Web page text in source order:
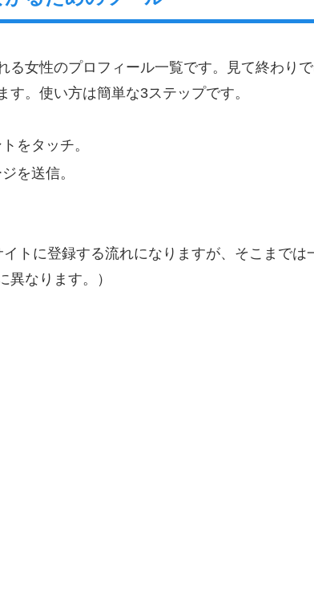
る女性のプロフィール一覧です。見て終わり
。使い方は簡単な3ステップです。
をタッチ。
を送信。
トに登録する流れになりますが、そこまで
なります。）